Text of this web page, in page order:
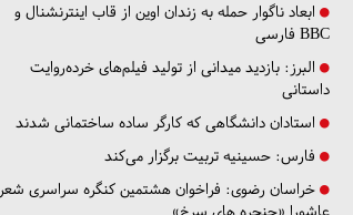
ابعاد ناگوار حمله به زندان اوین از قاب اینترنشنال و
BBC فارسی
البرز: بازدید میدانی از تولید فیلم‌های خرده‌روایت
داستانی
استادان دانشگاهی که کارگر ساده ساختمانی شدند
فارس: حسینیه تربیت برگزار می‌کند
خراسان رضوی: فراخوان هشتمین کنگره سراسری شعر